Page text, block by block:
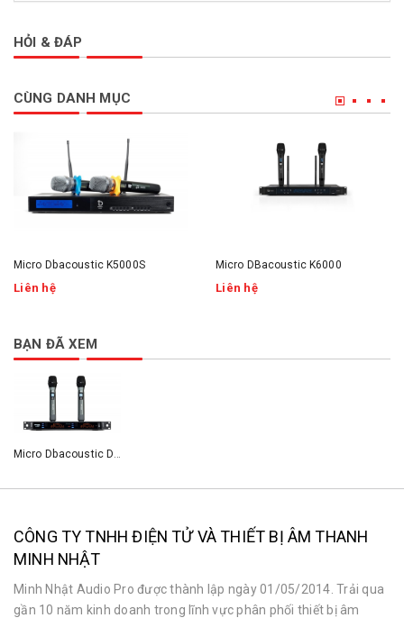
HỎI & ĐÁP
CÙNG DANH MỤC
Micro Dbacoustic K5000S
Liên hệ
Micro DBacoustic K6000
Liên hệ
BẠN ĐÃ XEM
CÔNG TY TNHH ĐIỆN TỬ VÀ THIẾT BỊ ÂM THANH
MINH NHẬT
Minh Nhật Audio Pro được thành lập ngày 01/05/2014. Trải qua
gần 10 năm kinh doanh trong lĩnh vực phân phối thiết bị âm